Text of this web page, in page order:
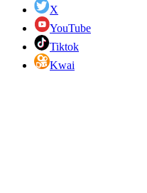
X
YouTube
Tiktok
Kwai